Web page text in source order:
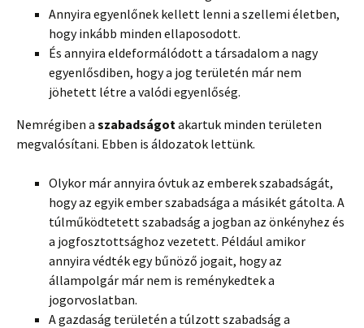
Annyira egyenlőnek kellett lenni a szellemi életben,
hogy inkább minden ellaposodott.
És annyira eldeformálódott a társadalom a nagy
egyenlősdiben, hogy a jog területén már nem
jöhetett létre a valódi egyenlőség.
Nemrégiben a szabadságotakartuk minden területen
megvalósítani. Ebben is áldozatok lettünk.
Olykor már annyira óvtuk az emberek szabadságát,
hogy az egyik ember szabadsága a másikét gátolta. A
túlműködtetett szabadság a jogban az önkényhez és
a jogfosztottsághoz vezetett. Például amikor
annyira védték egy bűnöző jogait, hogy az
állampolgár már nem is reménykedtek a
jogorvoslatban.
A gazdaság területén a túlzott szabadság a